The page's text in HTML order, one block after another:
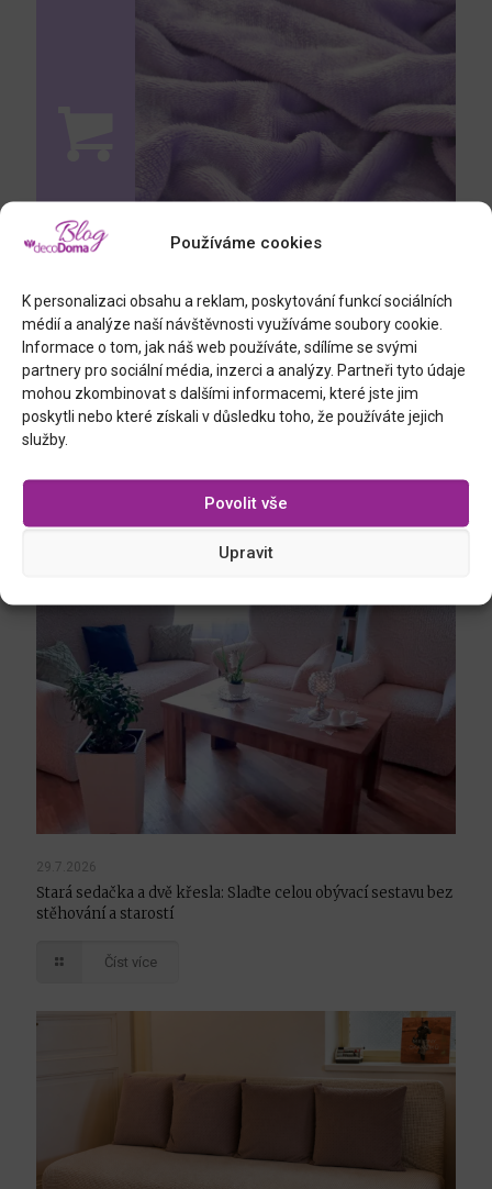
Používáme cookies
K personalizaci obsahu a reklam, poskytování funkcí sociálních
médií a analýze naší návštěvnosti využíváme soubory cookie.
Informace o tom, jak náš web používáte, sdílíme se svými
partnery pro sociální média, inzerci a analýzy. Partneři tyto údaje
mohou zkombinovat s dalšími informacemi, které jste jim
poskytli nebo které získali v důsledku toho, že používáte jejich
služby.
Povolit vše
Upravit
napínací prostěradlo mikroplyš
29.7.2026
Stará sedačka a dvě křesla: Slaďte celou obývací sestavu bez
stěhování a starostí
Číst více